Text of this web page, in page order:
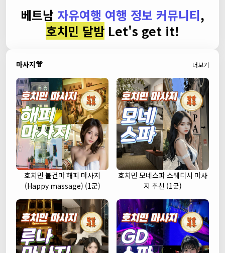
베트남 자유여행 여행 정보 커뮤니티,
호치민 달밤 Let's get it!
마사지👘 더보기
호치민 불건마 해피 마사지
(Happy massage) (1군)
호치민 모네스파 스웨디시 마사
지 추천 (1군)